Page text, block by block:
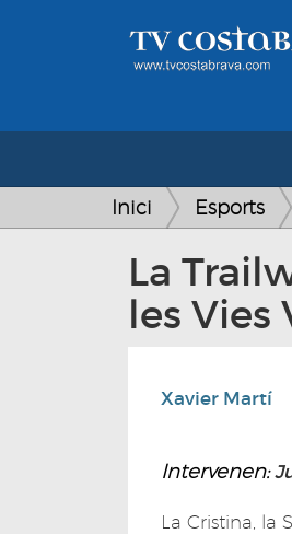
Inici Esports
La
les Vies
Xavier Martí
Intervenen:
La Cristina, la